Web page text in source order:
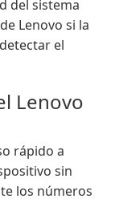
del sistema
Lenovo si la
el
Lenovo
rápido a
sin
los números